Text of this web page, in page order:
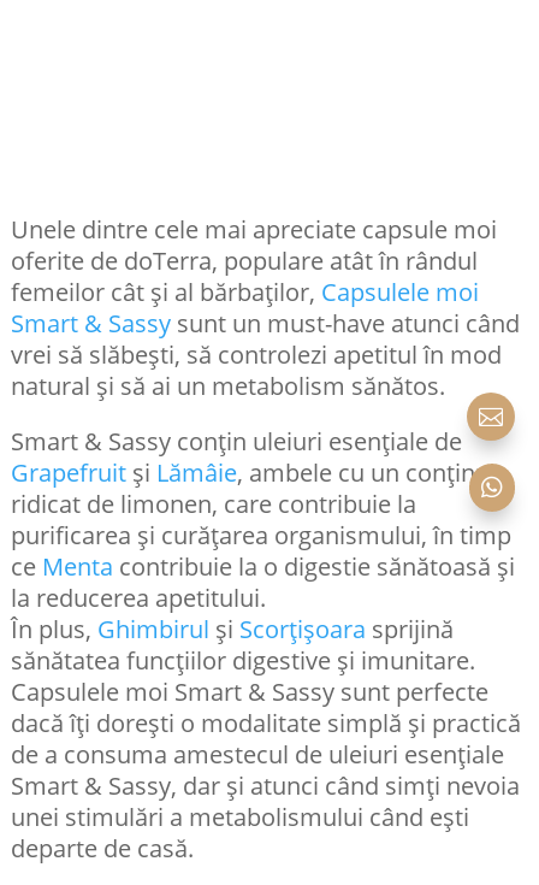
Unele dintre cele mai apreciate capsule moi
oferite de doTerra, populare atât în rândul
femeilor cât și al bărbaților, Capsulele moi
Smart & Sassysunt un must-have atunci când
vrei să slăbești, să controlezi apetitul în mod
natural și să ai un metabolism sănătos.
Smart & Sassy conțin uleiuri esențiale de
Grapefruitși Lămâie, ambele cu un conținut
ridicat de limonen, care contribuie la
purificarea și curățarea organismului, în timp
ce Menta contribuie la o digestie sănătoasă și
la reducerea apetitului.
În plus, Ghimbirul și Scorțișoara sprijină
sănătatea funcțiilor digestive şi imunitare.
Capsulele moi Smart & Sassy sunt perfecte
dacă îți dorești o modalitate simplă și practică
de a consuma amestecul de uleiuri esențiale
Smart & Sassy, dar și atunci când simți nevoia
unei stimulări a metabolismului când ești
departe de casă.

